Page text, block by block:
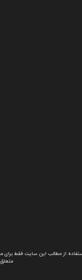
از مطالب این سایت فقط برای